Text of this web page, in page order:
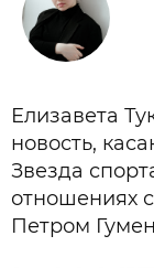
Елизавета
новость,
Звезда
отношениях
Петром